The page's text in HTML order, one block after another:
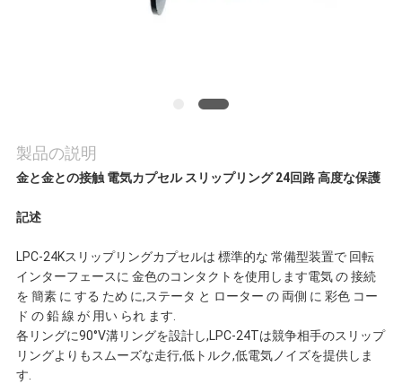
に
連
絡
製品の説明
金と金との接触 電気カプセル スリップリング 24回路 高度な保護
記述
LPC-24Kスリップリングカプセルは 標準的な 常備型装置で 回転
インターフェースに 金色のコンタクトを使用します電気 の 接続
を 簡素 に する ため に,ステータ と ローター の 両側 に 彩色 コー
ド の 鉛 線 が 用い られ ます.
各リングに90°V溝リングを設計し,LPC-24Tは競争相手のスリップ
リングよりもスムーズな走行,低トルク,低電気ノイズを提供しま
す.